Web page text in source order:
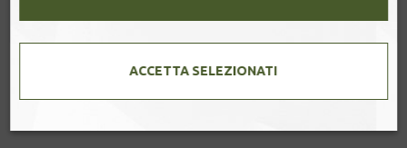
FLOWER
Infusione di fiori con note di rosa e fragola [...]
ACCETTA SELEZIONATI